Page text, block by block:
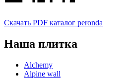
Скачать PDF каталог peronda
Наша плитка
Alchemy
Alpine wall